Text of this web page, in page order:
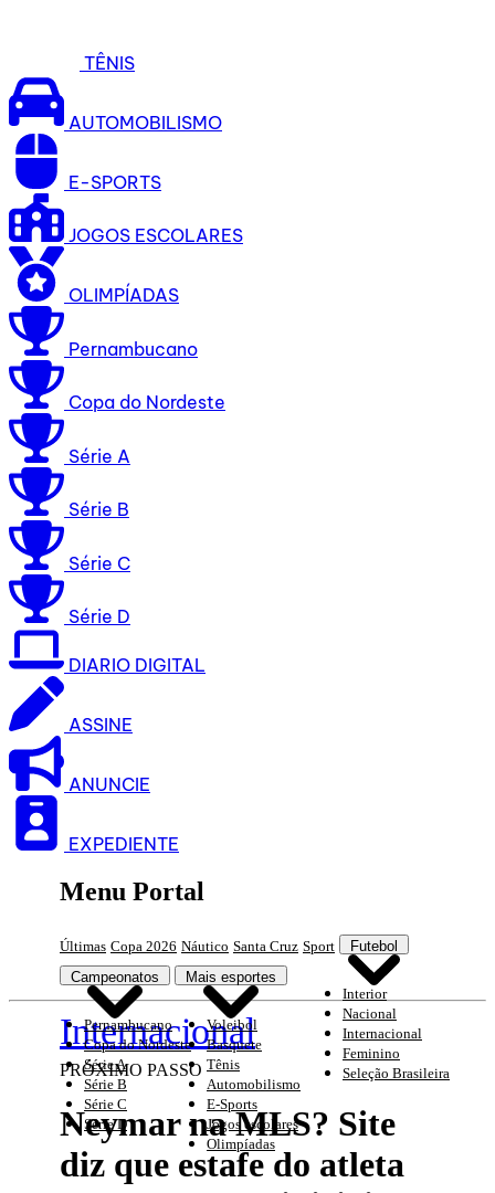
TÊNIS
AUTOMOBILISMO
E-SPORTS
JOGOS ESCOLARES
OLIMPÍADAS
Pernambucano
Copa do Nordeste
Série A
Série B
Série C
Série D
DIARIO DIGITAL
ASSINE
ANUNCIE
EXPEDIENTE
Menu Portal
Últimas Copa 2026 Náutico Santa Cruz Sport Futebol
Interior
Nacional
Internacional
Feminino
Seleção Brasileira
Campeonatos
Pernambucano
Copa do Nordeste
Série A
Série B
Série C
Série D
Mais esportes
Voleibol
Basquete
Tênis
Automobilismo
E-Sports
Jogos escolares
Olimpíadas
Internacional
PRÓXIMO PASSO
Neymar na MLS? Site
diz que estafe do atleta